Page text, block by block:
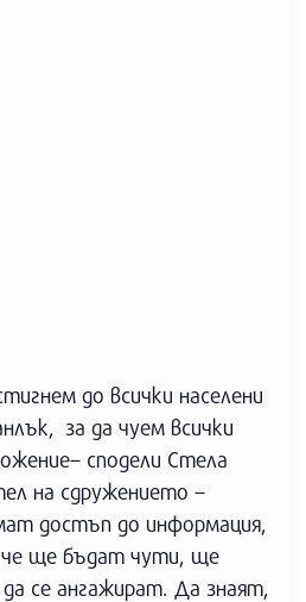
до всички населени
за да чуем всички
сподели Стела
на сдружението –
достъп до информация,
ще бъдат чути, ще
се ангажират. Да знаят,